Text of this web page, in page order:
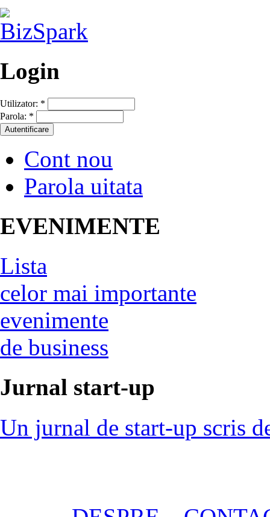
Login
Utilizator: *
Parola: *
Cont nou
Parola uitata
EVENIMENTE
Lista
celor mai importante
evenimente
de business
Jurnal start-up
Un jurnal de start-up scris